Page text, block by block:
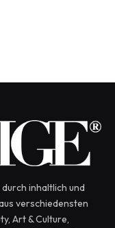
inhaltlich und
verschiedensten
Art & Culture,